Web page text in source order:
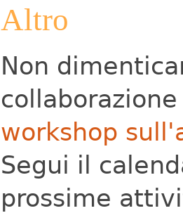
Altro
Non
workshop
Segui il
prossime